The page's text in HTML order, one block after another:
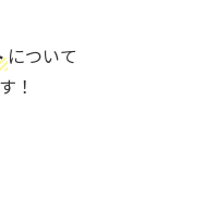
について
！